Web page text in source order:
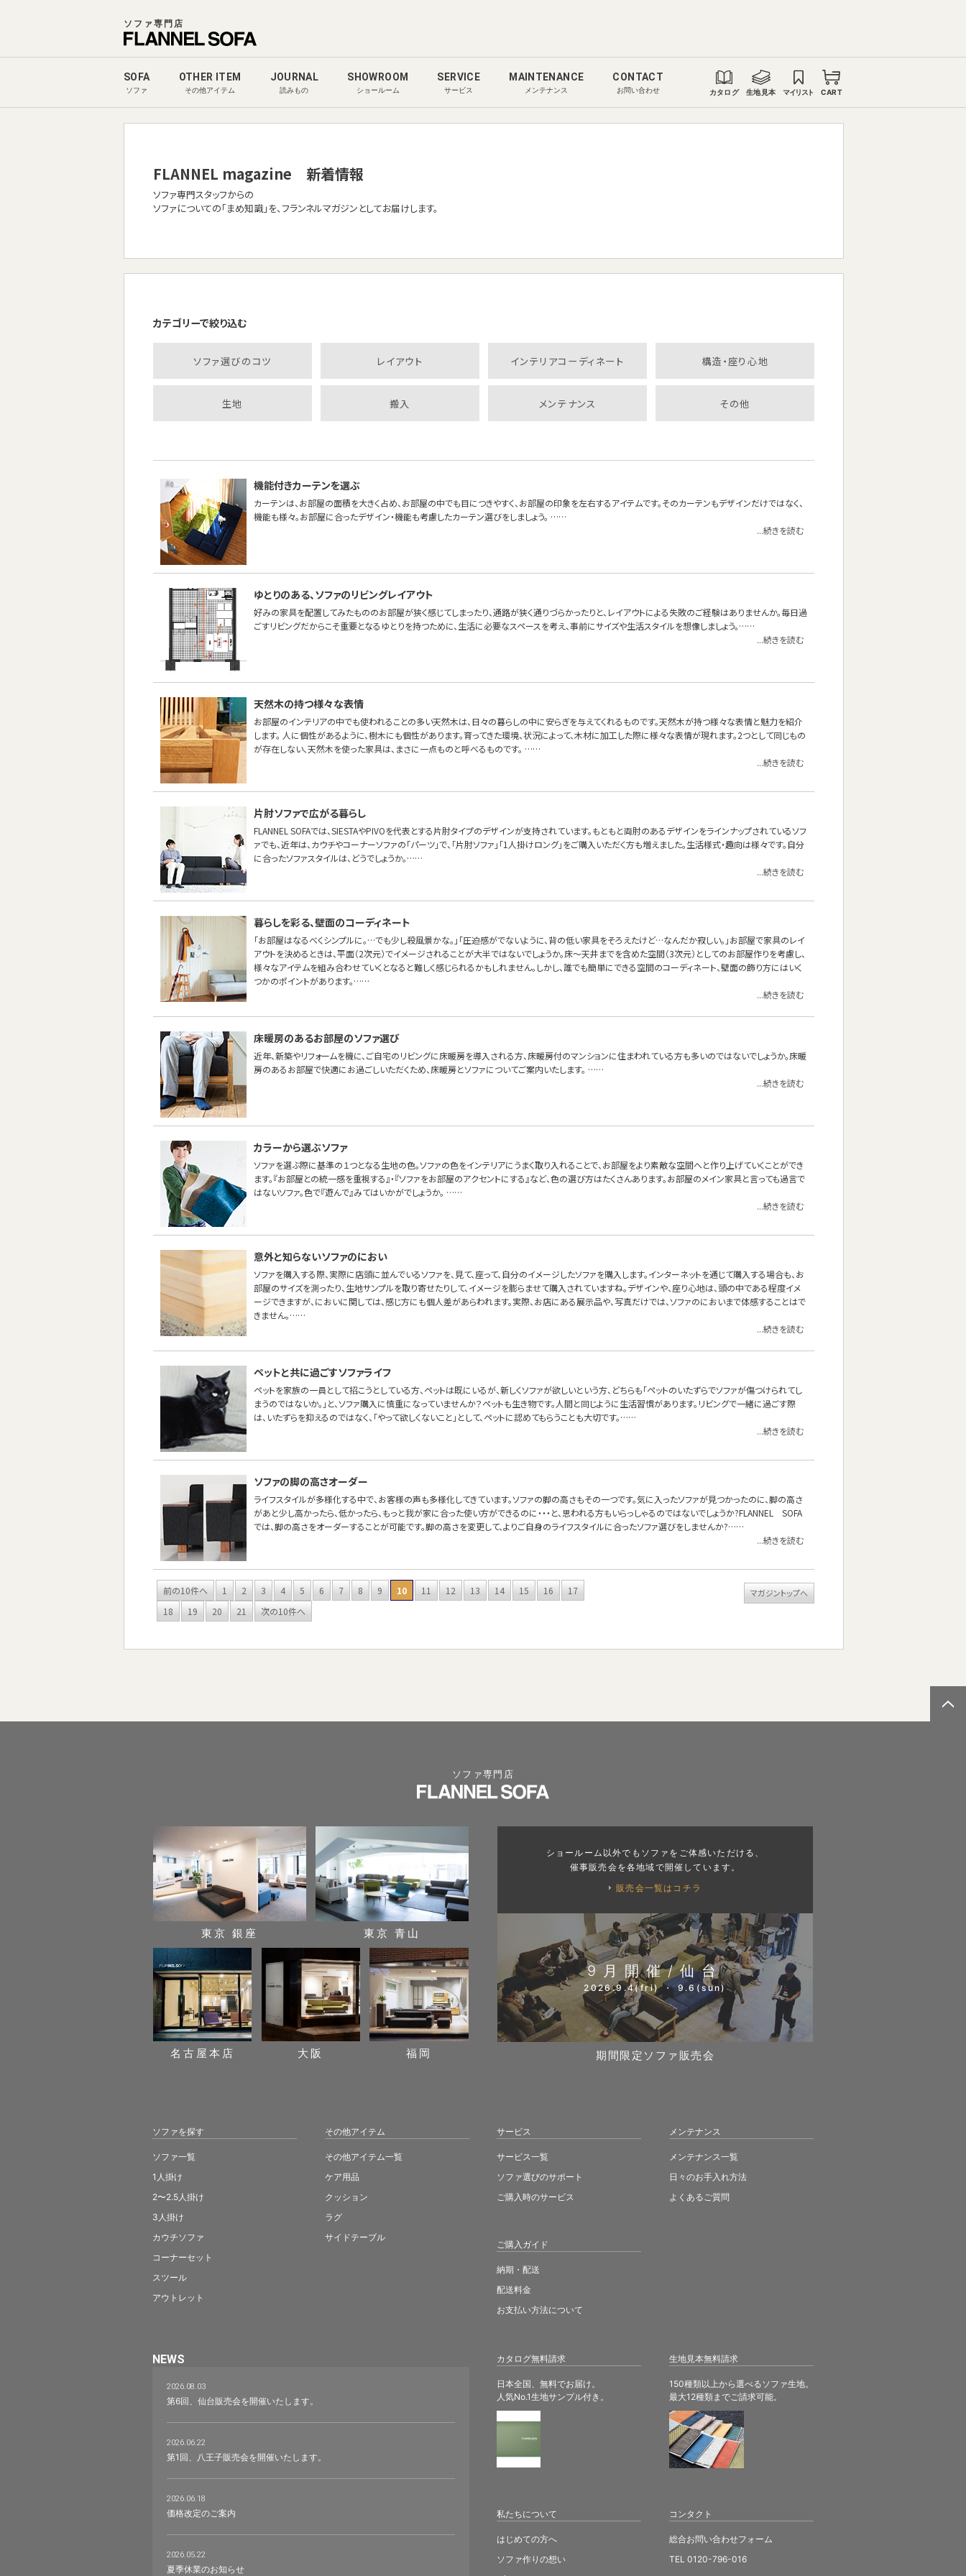
ソファ専門店
SOFA
ソファ
OTHER ITEM
その他アイテム
JOURNAL
読みもの
SHOWROOM
ショールーム
SERVICE
サービス
MAINTENANCE
メンテナンス
CONTACT
お問い合わせ カタログ 生地見本 マイリスト CART
FLANNEL magazine 新着情報
ソファ専門スタッフからの
ソファについての「まめ知識」を、フランネルマガジンとしてお届けします。
カテゴリーで絞り込む
ソファ選びのコツ レイアウト インテリアコーディネート 構造・座り心地
生地 搬入 メンテナンス その他
機能付きカーテンを選ぶ
カーテンは、お部屋の面積を大きく占め、お部屋の中でも目につきやすく、お部屋の印象を左右するアイテムです。そのカーテンもデザインだけではなく、
機能も様々。お部屋に合ったデザイン・機能も考慮したカーテン選びをしましょう。 ……
...続きを読む
ゆとりのある、ソファのリビングレイアウト
好みの家具を配置してみたもののお部屋が狭く感じてしまったり、通路が狭く通りづらかったりと、レイアウトによる失敗のご経験はありませんか。毎日過
ごすリビングだからこそ重要となるゆとりを持つために、生活に必要なスペースを考え、事前にサイズや生活スタイルを想像しましょう。……
...続きを読む
天然木の持つ様々な表情
お部屋のインテリアの中でも使われることの多い天然木は、日々の暮らしの中に安らぎを与えてくれるものです。天然木が持つ様々な表情と魅力を紹介
します。 人に個性があるように、樹木にも個性があります。育ってきた環境、状況によって、木材に加工した際に様々な表情が現れます。2つとして同じもの
が存在しない、天然木を使った家具は、まさに一点ものと呼べるものです。 ……
...続きを読む
片肘ソファで広がる暮らし
FLANNEL SOFAでは、SIESTAやPIVOを代表とする片肘タイプのデザインが支持されています。もともと両肘のあるデザインをラインナップされているソフ
ァでも、近年は、カウチやコーナーソファの「パーツ」で、「片肘ソファ」「1人掛けロング」をご購入いただく方も増えました。生活様式・趣向は様々です。自分
に合ったソファスタイルは、どうでしょうか。……
...続きを読む
暮らしを彩る、壁面のコーディネート
「お部屋はなるべくシンプルに。…でも少し殺風景かな。」「圧迫感がでないように、背の低い家具をそろえたけど…なんだか寂しい。」お部屋で家具のレイ
アウトを決めるときは、平面（2次元）でイメージされることが大半ではないでしょうか。床～天井までを含めた空間（3次元）としてのお部屋作りを考慮し、
様々なアイテムを組み合わせていくとなると難しく感じられるかもしれません。しかし、誰でも簡単にできる空間のコーディネート、壁面の飾り方にはいく
つかのポイントがあります。……
...続きを読む
床暖房のあるお部屋のソファ選び
近年、新築やリフォームを機に、ご自宅のリビングに床暖房を導入される方、床暖房付のマンションに住まわれている方も多いのではないでしょうか。床暖
房のあるお部屋で快適にお過ごしいただくため、床暖房とソファについてご案内いたします。 ……
...続きを読む
カラーから選ぶソファ
ソファを選ぶ際に基準の１つとなる生地の色。ソファの色をインテリアにうまく取り入れることで、お部屋をより素敵な空間へと作り上げていくことができ
ます。『お部屋との統一感を重視する』・『ソファをお部屋のアクセントにする』など、色の選び方はたくさんあります。お部屋のメイン家具と言っても過言で
はないソファ。色で『遊んで』みてはいかがでしょうか。 ……
...続きを読む
意外と知らないソファのにおい
ソファを購入する際、実際に店頭に並んでいるソファを、見て、座って、自分のイメージしたソファを購入します。インターネットを通じて購入する場合も、お
部屋のサイズを測ったり、生地サンプルを取り寄せたりして、イメージを膨らませて購入されていますね。デザインや、座り心地は、頭の中である程度イメ
ージできますが、においに関しては、感じ方にも個人差があらわれます。実際、お店にある展示品や、写真だけでは、ソファのにおいまで体感することはで
きません。……
...続きを読む
ペットと共に過ごすソファライフ
ペットを家族の一員として招こうとしている方、ペットは既にいるが、新しくソファが欲しいという方、どちらも「ペットのいたずらでソファが傷つけられてし
まうのではないか。」と、ソファ購入に慎重になっていませんか？ペットも生き物です。人間と同じように生活習慣があります。リビングで一緒に過ごす際
は、いたずらを抑えるのではなく、「やって欲しくないこと」として、ペットに認めてもらうことも大切です。……
...続きを読む
ソファの脚の高さオーダー
ライフスタイルが多様化する中で、お客様の声も多様化してきています。ソファの脚の高さもその一つです。気に入ったソファが見つかったのに、脚の高さ
があと少し高かったら、低かったら、もっと我が家に合った使い方ができるのに・・・と、思われる方もいらっしゃるのではないでしょうか?FLANNEL SOFA
では、脚の高さをオーダーすることが可能です。脚の高さを変更して、よりご自身のライフスタイルに合ったソファ選びをしませんか?……
...続きを読む
前の10件へ 1 2 3 4 5 6 7 8 9 10 11 12 13 14 15 16
17
18
19 20 21 次の10件へ
マガジントップへ
ソファ専門店
カタログ無料請求
日本全国、無料でお届け。
人気No.1生地サンプル付き。
生地見本無料請求
150種類以上から選べるソファ生地。
最大12種類までご請求可能。
東京 銀座 東京 青山
名古屋本店 大阪 福岡
ショールーム以外でもソファをご体感いただける、
催事販売会を各地域で開催しています。
販売会一覧はコチラ
9月開催/仙台
2026.9.4(fri) ・ 9.6(sun)
期間限定ソファ販売会
ソファを探す
ソファ一覧
1人掛け
2〜2.5人掛け
3人掛け
カウチソファ
コーナーセット
スツール
アウトレット
その他アイテム
その他アイテム一覧
ケア用品
クッション
ラグ
サイドテーブル
サービス
サービス一覧
ソファ選びのサポート
ご購入時のサービス
ご購入ガイド
納期・配送
配送料金
お支払い方法について
メンテナンス
メンテナンス一覧
日々のお手入れ方法
よくあるご質問
NEWS
2026.08.03
第6回、仙台販売会を開催いたします。
2026.06.22
第1回、八王子販売会を開催いたします。
2026.06.18
価格改定のご案内
2026.05.22
夏季休業のお知らせ
私たちについて
はじめての方へ
ソファ作りの想い
コンタクト
総合お問い合わせフォーム
TEL 0120-796-016